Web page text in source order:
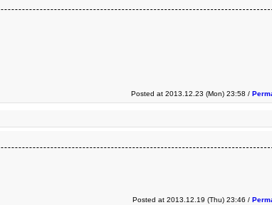
Posted at 2013.12.23 (Mon) 23:58 /
Posted at 2013.12.19 (Thu) 23:46 /